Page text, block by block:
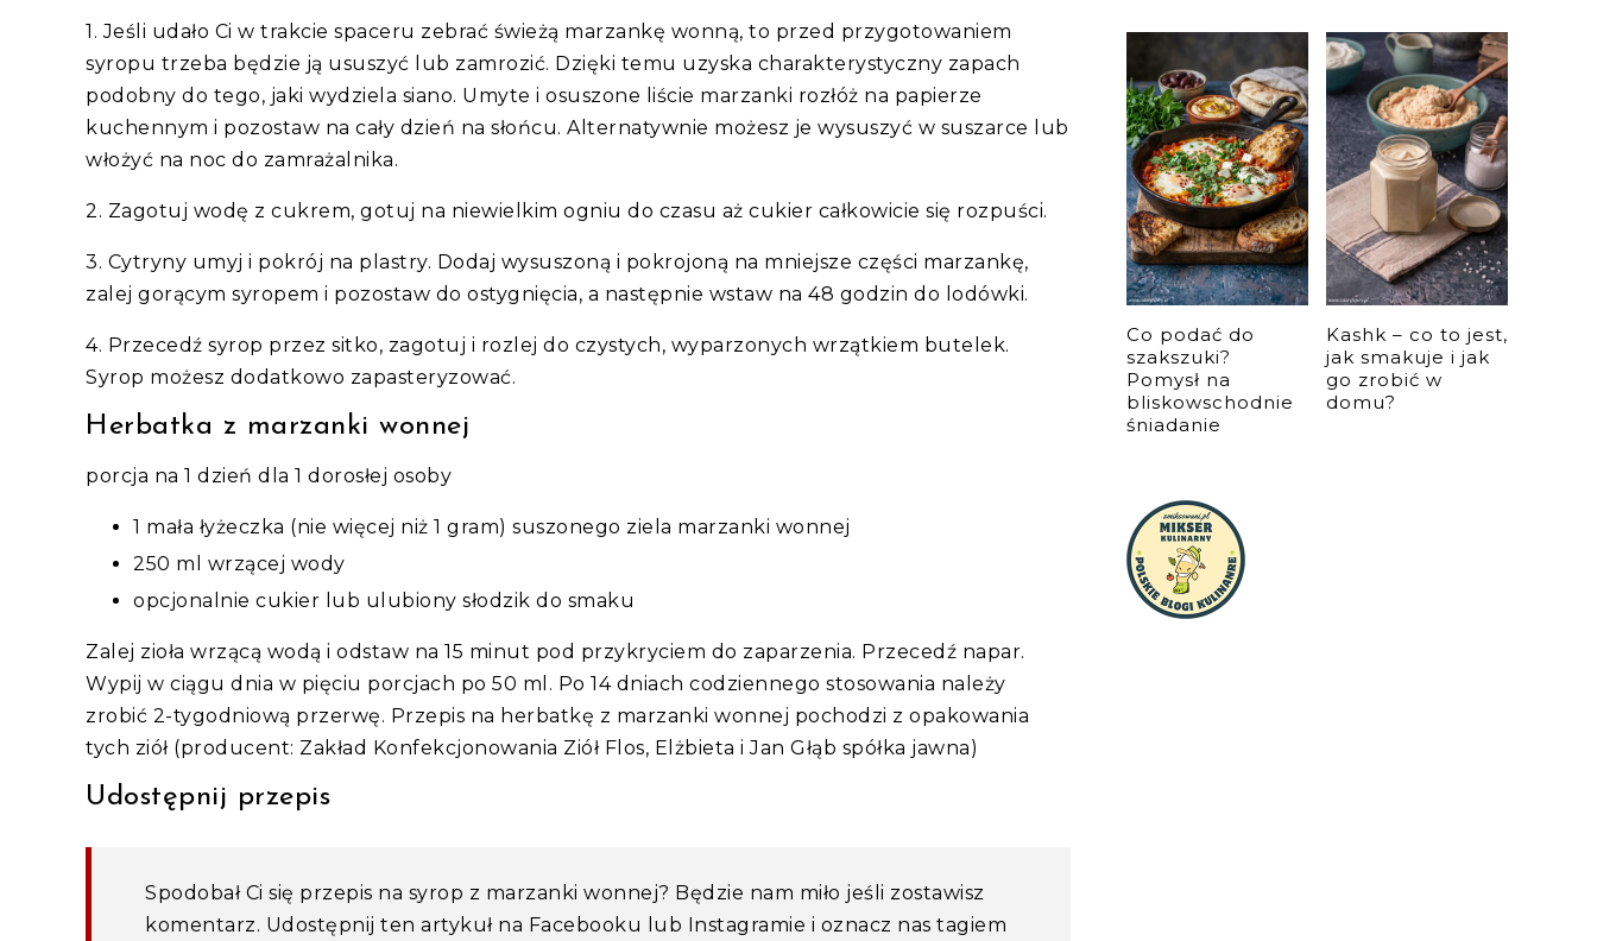
1. Jeśli udało Ci w trakcie spaceru zebrać świeżą marzankę wonną, to przed przygotowaniem
syropu trzeba będzie ją ususzyć lub zamrozić. Dzięki temu uzyska charakterystyczny zapach
podobny do tego, jaki wydziela siano. Umyte i osuszone liście marzanki rozłóż na papierze
kuchennym i pozostaw na cały dzień na słońcu. Alternatywnie możesz je wysuszyć w suszarce lub
włożyć na noc do zamrażalnika.
2. Zagotuj wodę z cukrem, gotuj na niewielkim ogniu do czasu aż cukier całkowicie się rozpuści.
3. Cytryny umyj i pokrój na plastry. Dodaj wysuszoną i pokrojoną na mniejsze części marzankę,
zalej gorącym syropem i pozostaw do ostygnięcia, a następnie wstaw na 48 godzin do lodówki.
4. Przecedź syrop przez sitko, zagotuj i rozlej do czystych, wyparzonych wrzątkiem butelek.
Syrop możesz dodatkowo zapasteryzować.
Herbatka z marzanki wonnej
porcja na 1 dzień dla 1 dorosłej osoby
1 mała łyżeczka (nie więcej niż 1 gram) suszonego ziela marzanki wonnej
250 ml wrzącej wody
opcjonalnie cukier lub ulubiony słodzik do smaku
Zalej zioła wrzącą wodą i odstaw na 15 minut pod przykryciem do zaparzenia. Przecedź napar.
Wypij w ciągu dnia w pięciu porcjach po 50 ml. Po 14 dniach codziennego stosowania należy
zrobić 2-tygodniową przerwę. Przepis na herbatkę z marzanki wonnej pochodzi z opakowania
tych ziół (producent: Zakład Konfekcjonowania Ziół Flos, Elżbieta i Jan Głąb spółka jawna)
Udostępnij przepis
Spodobał Ci się przepis na syrop z marzanki wonnej? Będzie nam miło jeśli zostawisz
komentarz. Udostępnij ten artykuł na Facebooku lub Instagramie i oznacz nas tagiem
Co podać do
szakszuki?
Pomysł na
bliskowschodnie
śniadanie
Kashk – co to jest,
jak smakuje i jak
go zrobić w
domu?